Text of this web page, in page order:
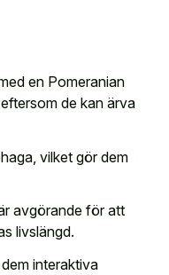
en Pomeranian
de kan ärva
vilket gör dem
avgörande för att
livslängd.
interaktiva